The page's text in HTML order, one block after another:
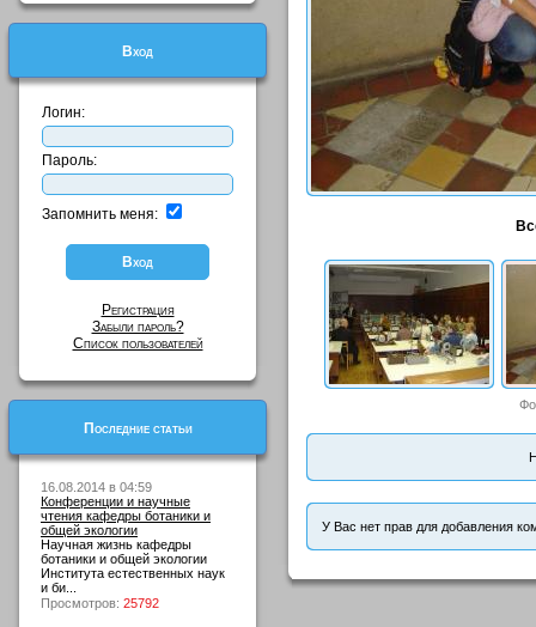
Вход
Логин:
Пароль:
Запомнить меня:
Регистрация
Забыли пароль?
Список пользователей
Последние статьи
16.08.2014 в 04:59
Конференции и научные
чтения кафедры ботаники и
общей экологии
Научная жизнь кафедры
ботаники и общей экологии
Института естественных наук
и би...
Просмотров: 25792
У Вас нет прав для добавления